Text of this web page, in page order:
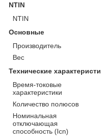
NTIN
NTIN
Основные
Производитель
Вес
Технические
Время-токовые
характеристики
Количество полюсов
Номинальная
отключающая
способность (Icn)